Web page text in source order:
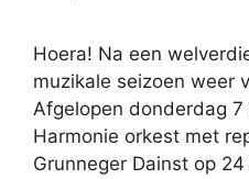
Hoera! Na een
muzikale seizoen weer
Afgelopen donderdag
Harmonie orkest met
Grunneger Dainst op